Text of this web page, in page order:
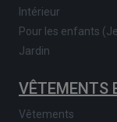
Intérieur
Pour les enfants
Jardin
VÊTEMENTS
Vêtements